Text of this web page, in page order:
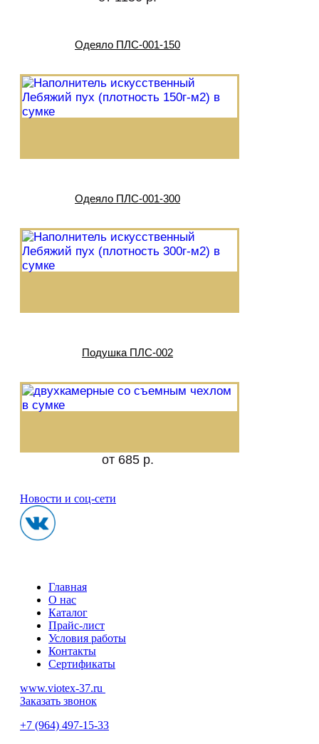
Одеяло ПЛС-001-150
Одеяло ПЛС-001-300
Подушка ПЛС-002
от 685 р.
Новости и соц-сети
Главная
О нас
Каталог
Прайс-лист
Условия работы
Контакты
Сертификаты
www.viotex-37.ru
Заказать звонок
+7 (964) 497-15-33